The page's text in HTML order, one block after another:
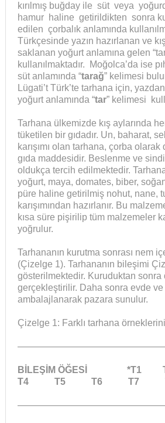
kırılmış buğday ile süt veya
hamur haline getirildikten sonra
edilen çorbalık anlamında
Türkçesinde yazın hazırlanan ve
saklanan yoğurt anlamına gelen
kullanılmaktadır. Moğolca’da ise
süt anlamında “tarağ” kelimesi
Lügati’t Türk’te tarhana için,
yoğurt anlamında “tar” kelimesi
Tarhana ülkemizde kış aylarında
tüketilen bir gıdadır. Un, baharat,
karışımı olan tarhana, çorba
gıda maddesidir. Beslenme ve
oldukça tercih edilmektedir.
yoğurt, maya, domates, biber,
püre haline getirilmiş nohut, nane,
karışımından hazırlanır. Bu
kısa süre pişirilip tüm malzemeler
yoğrulur.
Tarhananın kurutma sonrası nem
(Çizelge 1). Tarhananın bileşimi
gösterilmektedir. Kuruduktan sonra
gerçekleştirilir. Daha sonra evde
ambalajlanarak pazara sunulur.
Çizelge 1: Farklı tarhana
BİLEŞİM ÖĞESİ
T4 T5 T6 T7